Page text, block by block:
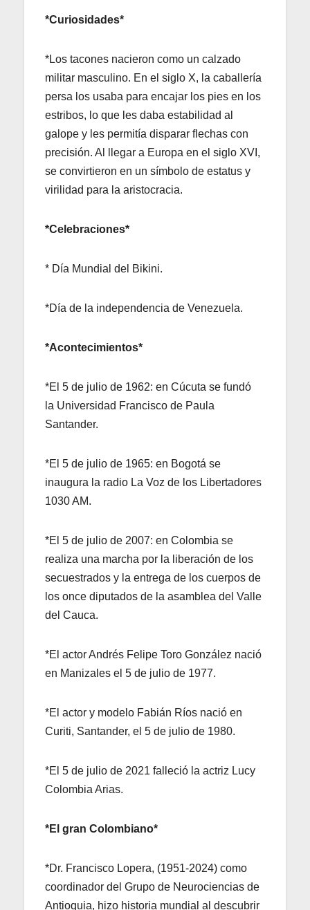
*Curiosidades*
*Los tacones nacieron como un calzado
militar masculino. En el siglo X, la caballería
persa los usaba para encajar los pies en los
estribos, lo que les daba estabilidad al
galope y les permitía disparar flechas con
precisión. Al llegar a Europa en el siglo XVI,
se convirtieron en un símbolo de estatus y
virilidad para la aristocracia.
*Celebraciones*
* Día Mundial del Bikini.
*Día de la independencia de Venezuela.
*Acontecimientos*
*El 5 de julio de 1962: en Cúcuta se fundó
la Universidad Francisco de Paula
Santander.
*El 5 de julio de 1965: en Bogotá se
inaugura la radio La Voz de los Libertadores
1030 AM.
*El 5 de julio de 2007: en Colombia se
realiza una marcha por la liberación de los
secuestrados y la entrega de los cuerpos de
los once diputados de la asamblea del Valle
del Cauca.
*El actor Andrés Felipe Toro González nació
en Manizales el 5 de julio de 1977.
*El actor y modelo Fabián Ríos nació en
Curiti, Santander, el 5 de julio de 1980.
*El 5 de julio de 2021 falleció la actriz Lucy
Colombia Arias.
*El gran Colombiano*
*Dr. Francisco Lopera, (1951-2024) como
coordinador del Grupo de Neurociencias de
Antioquia, hizo historia mundial al descubrir